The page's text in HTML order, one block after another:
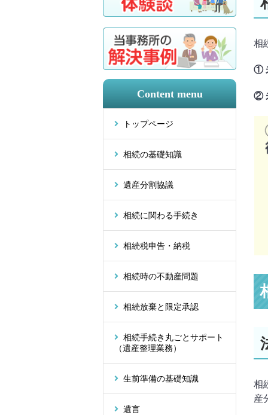
相
①
②
相
産
Content menu
トップページ
相続の基礎知識
遺産分割協議
相続に関わる手続き
相続税申告・納税
相続時の不動産問題
相続放棄と限定承認
相続手続き丸ごとサポート
（遺産整理業務）
生前準備の基礎知識
遺言